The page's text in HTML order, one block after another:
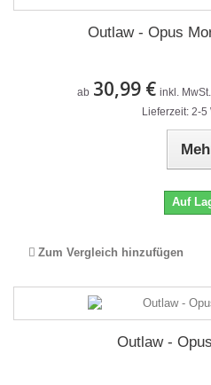
Outlaw - Opus
ab 30,99 € inkl. MwSt.
Lieferzeit: 2-5
Auf
Zum Vergleich hinzufügen
Outlaw -